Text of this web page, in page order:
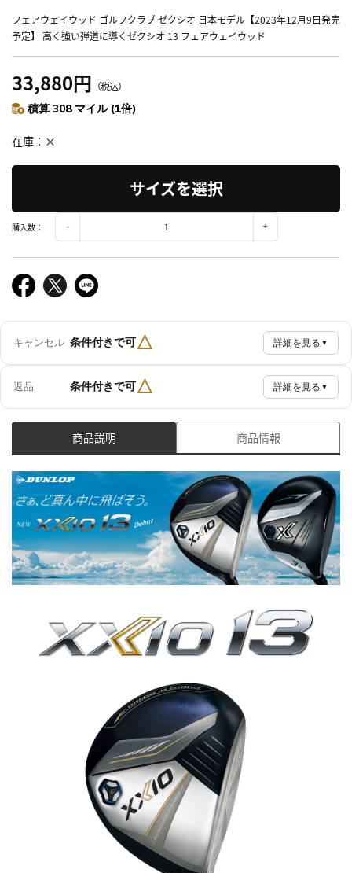
フェアウェイウッド ゴルフクラブ ゼクシオ 日本モデル【2023年12月9日発売
予定】 高く強い弾道に導くゼクシオ 13 フェアウェイウッド
33,880円 （税込）
積算 308 マイル (1倍)
在庫 ×
サイズを選択
購入数：
キャンセル 条件付きで可△ 詳細を見る ▼
返品 条件付きで可△ 詳細を見る ▼
商品説明 商品情報